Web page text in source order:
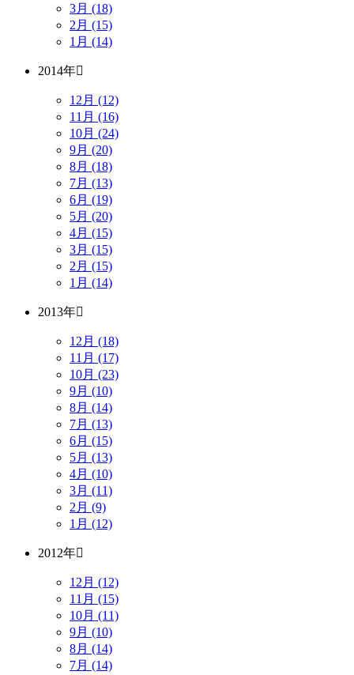
3月 (18)
2月 (15)
1月 (14)
2014年
12月 (12)
11月 (16)
10月 (24)
9月 (20)
8月 (18)
7月 (13)
6月 (19)
5月 (20)
4月 (15)
3月 (15)
2月 (15)
1月 (14)
2013年
12月 (18)
11月 (17)
10月 (23)
9月 (10)
8月 (14)
7月 (13)
6月 (15)
5月 (13)
4月 (10)
3月 (11)
2月 (9)
1月 (12)
2012年
12月 (12)
11月 (15)
10月 (11)
9月 (10)
8月 (14)
7月 (14)